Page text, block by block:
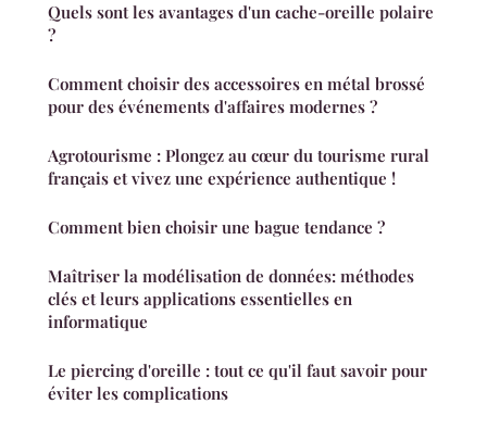
Quels sont les avantages d'un cache-oreille polaire
?
Comment choisir des accessoires en métal brossé
pour des événements d'affaires modernes ?
Agrotourisme : Plongez au cœur du tourisme rural
français et vivez une expérience authentique !
Comment bien choisir une bague tendance ?
Maîtriser la modélisation de données: méthodes
clés et leurs applications essentielles en
informatique
Le piercing d'oreille : tout ce qu'il faut savoir pour
éviter les complications